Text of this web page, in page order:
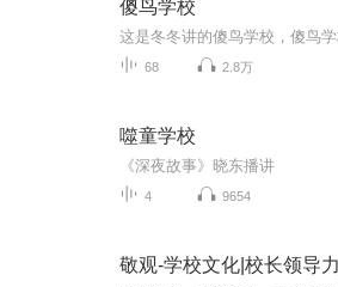
傻鸟学校
68 2.8万
噬童学校
《深夜故事》晓东播讲
4 9654